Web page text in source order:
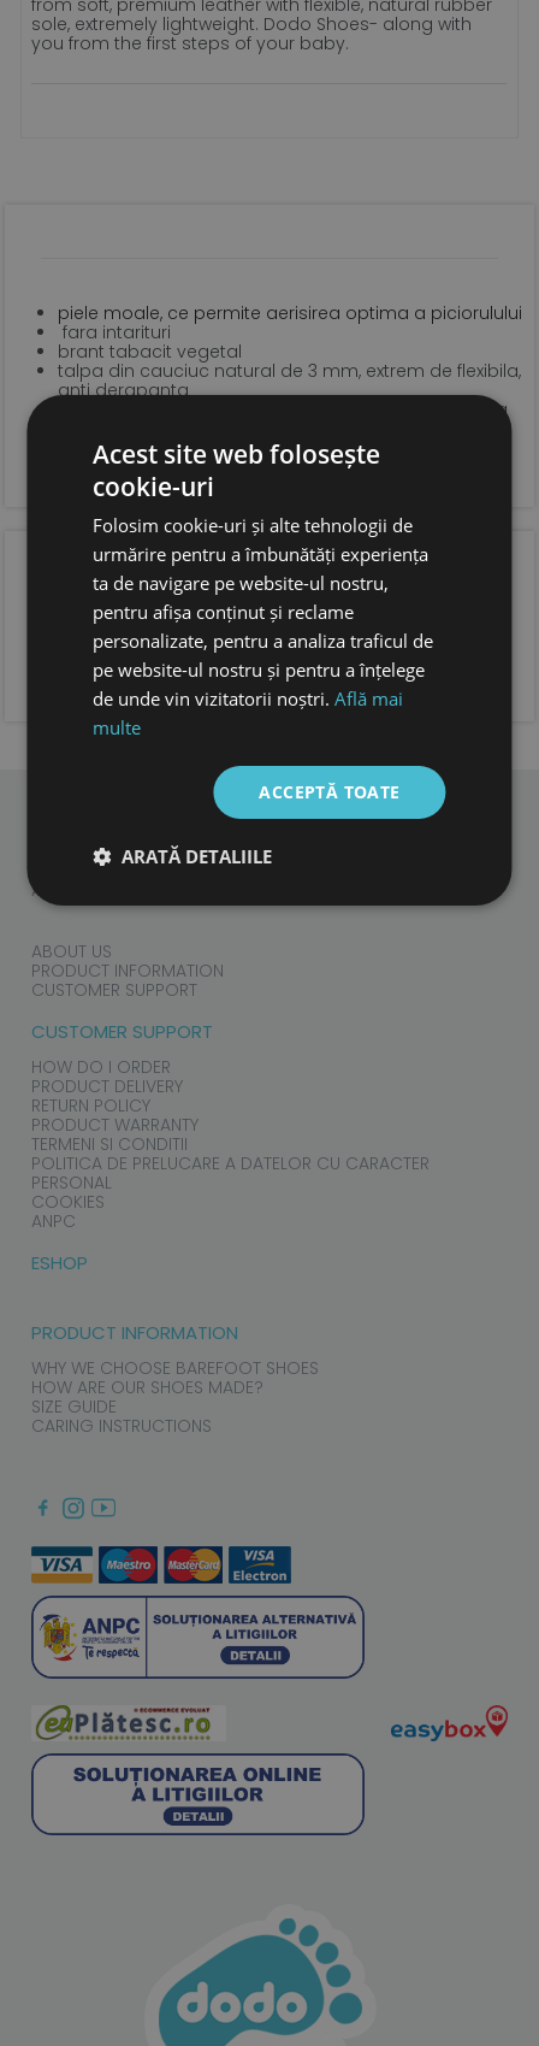
from soft, premium leather with flexible, natural rubber
sole, extremely lightweight. Dodo Shoes- along with
you from the first steps of your baby.
piele moale, ce permite aerisirea optima a piciorulului
fara intarituri
brant tabacit vegetal
talpa din cauciuc natural de 3 mm, extrem de flexibila,
anti derapanta
sistem de inchidere tip velcro pentru o fixare optima
forma anatomica pentru copii, cu spatiu suficient
pentru degetele.
foarte usori
OPINIA CLIENTILOR
ADAUGA OPINIA TA
CHILDREN
ACCESORIES
ABOUT US
PRODUCT INFORMATION
CUSTOMER SUPPORT
CUSTOMER SUPPORT
HOW DO I ORDER
PRODUCT DELIVERY
RETURN POLICY
PRODUCT WARRANTY
TERMENI SI CONDITII
POLITICA DE PRELUCARE A DATELOR CU CARACTER
PERSONAL
COOKIES
ANPC
ESHOP
PRODUCT INFORMATION
WHY WE CHOOSE BAREFOOT SHOES
HOW ARE OUR SHOES MADE?
SIZE GUIDE
CARING INSTRUCTIONS
Acest site web folosește
cookie-uri
Folosim cookie-uri și alte tehnologii de
urmărire pentru a îmbunătăți experiența
ta de navigare pe website-ul nostru,
pentru afișa conținut și reclame
personalizate, pentru a analiza traficul de
pe website-ul nostru și pentru a înțelege
de unde vin vizitatorii noștri.Află mai
multe
ACCEPTĂ TOATE
ARATĂ DETALIILE